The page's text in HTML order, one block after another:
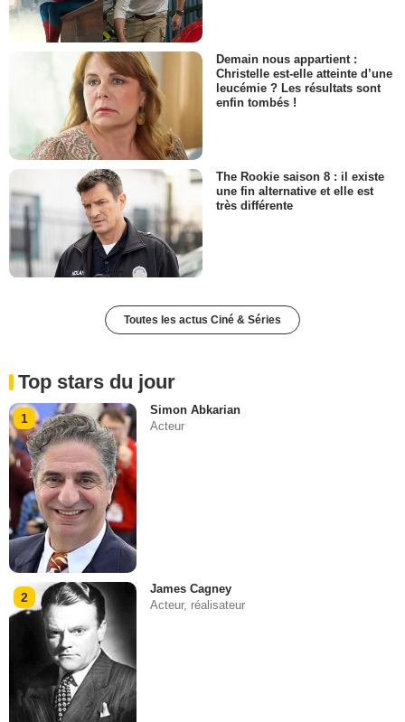
Demain nous appartient :
Christelle est-elle atteinte d’une
leucémie ? Les résultats sont
enfin tombés !
The Rookie saison 8 : il existe
une fin alternative et elle est
très différente
Toutes les actus Ciné & Séries
Top stars du jour
1
Simon Abkarian
Acteur
2
James Cagney
Acteur, réalisateur